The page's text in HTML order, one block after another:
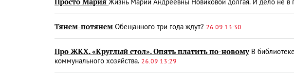
Просто Мария Жизнь Марии Андреевны Новиковой долгая. И дело не в
Тянем-потянем Обещанного три года ждут? 26.09 13:30
Про ЖКХ. «Круглый стол». Опять платить по-новомуВ
коммунального хозяйства. 26.09 13:29